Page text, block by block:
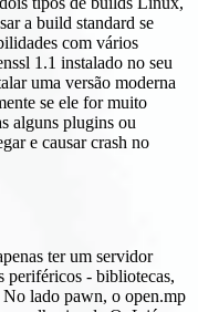
a build standard se
com vários
1.1 instalado no seu
uma versão moderna
se ele for muito
alguns plugins ou
e causar crash no
ter um servidor
periféricos - bibliotecas,
No lado pawn, o open.mp